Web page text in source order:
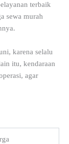
terbaik
sewa murah
karena selalu
itu, kendaraan
agar